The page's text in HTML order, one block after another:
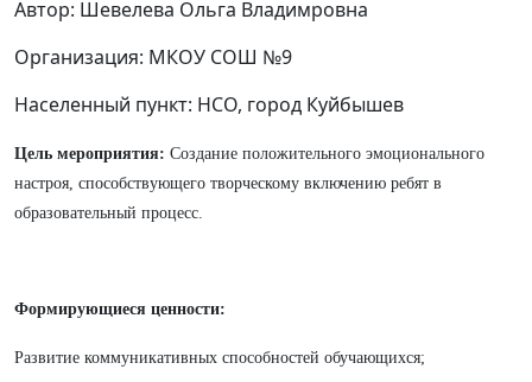
Автор: Шевелева Ольга Владимровна
Организация: МКОУ СОШ №9
Населенный пункт: НСО, город Куйбышев
Цель мероприятия: Создание положительного эмоционального
настроя, способствующего творческому включению ребят в
образовательный процесс.
Формирующиеся ценности:
Развитие коммуникативных способностей обучающихся;